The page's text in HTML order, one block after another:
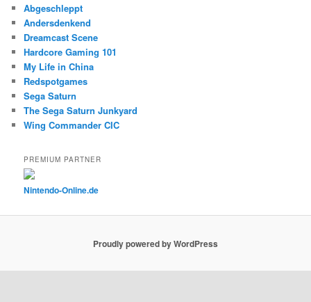
Abgeschleppt
Andersdenkend
Dreamcast Scene
Hardcore Gaming 101
My Life in China
Redspotgames
Sega Saturn
The Sega Saturn Junkyard
Wing Commander CIC
PREMIUM PARTNER
Nintendo-Online.de
Proudly powered by WordPress